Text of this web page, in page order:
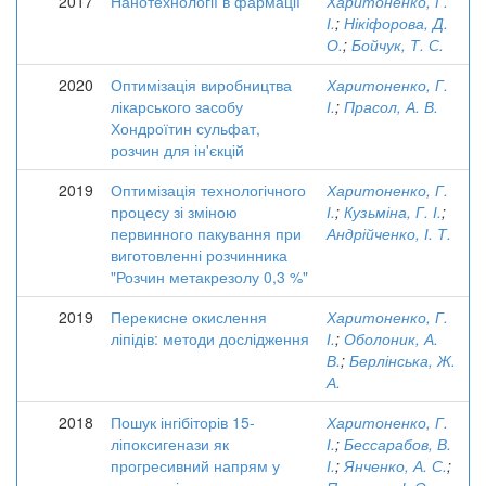
І.; Нікіфорова, Д.
О.; Бойчук, Т. С.
2020
Оптимізація виробництва
лікарського засобу
Хондроїтин сульфат,
розчин для ін'єкцій
Харитоненко, Г.
І.; Прасол, А. В.
2019
Оптимізація технологічного
процесу зі зміною
первинного пакування при
виготовленні розчинника
"Розчин метакрезолу 0,3 %"
Харитоненко, Г.
І.; Кузьміна, Г. І.;
Андрійченко, І. Т.
2019
Перекисне окислення
ліпідів: методи дослідження
Харитоненко, Г.
І.; Оболоник, А.
В.; Берлінська, Ж.
А.
2018
Пошук інгібіторів 15-
ліпоксигенази як
прогресивний напрям у
Харитоненко, Г.
І.; Бессарабов, В.
І.;Янченко, А. С.;